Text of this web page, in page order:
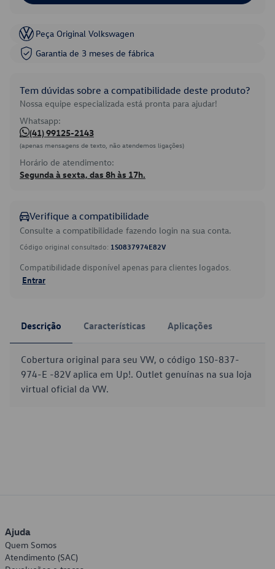
Peça Original Volkswagen
Garantia de 3 meses de fábrica
Tem dúvidas sobre a compatibilidade deste produto?
Nossa equipe especializada está pronta para ajudar!
Whatsapp:
(41) 99125-2143
(apenas mensagens de texto, não atendemos ligações)
Horário de atendimento:
Segunda à sexta, das 8h às 17h.
Verifique a compatibilidade
Consulte a compatibilidade fazendo login na sua conta.
Código original consultado: 1S0837974E82V
Compatibilidade disponível apenas para clientes logados.
Entrar
Descrição Características Aplicações
Cobertura original para seu VW, o código 1S0-837-
974-E -82V aplica em Up!. Outlet genuínas na sua loja
virtual oficial da VW.
Ajuda
Quem Somos
Atendimento (SAC)